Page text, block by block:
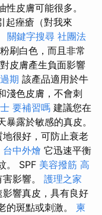
皮膚可能很多。
起痤瘡（對我來
關鍵字搜尋 社團法
刷白色，而且非常
皮膚產生負面影響
期 該產品適用於牛
淺色皮膚，不會刺
要補習嗎 建議您在
露於敏感的真皮。
地很好，可防止衰老
台中外燴 它迅速平衡
。 SPF 美容撥筋 高
影響。 護理之家
響真皮，具有良好
的斑點或刺激。 柬